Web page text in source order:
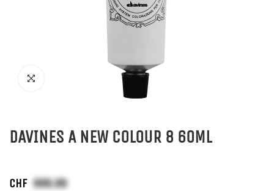
DAVINES A NEW COLOUR 8 60ML
CHF